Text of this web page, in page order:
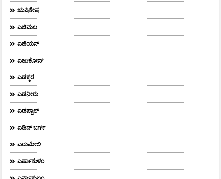
ಋಷಿಕೇಷ
ಎಜಿಮಲ
ಎಜಿಯನ್
ಎಜುಕೋನ್
ಎಡಕ್ಕರ
ಎಡನೀರು
ಎಡಪ್ಪಾಲ್
ಎಡಿನ್ ಬರ್ಗ್
ಎರುಮೇಲಿ
ಎರ್ಣಾಕುಳಂ